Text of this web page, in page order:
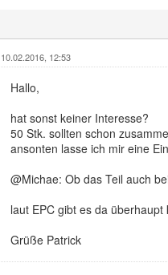
10.02.2016, 12:53
Hallo,
hat sonst keiner Interesse?
50 Stk. sollten schon
ansonten lasse ich mir eine
@Michae: Ob das Teil auch
laut EPC gibt es da
Grüße Patrick